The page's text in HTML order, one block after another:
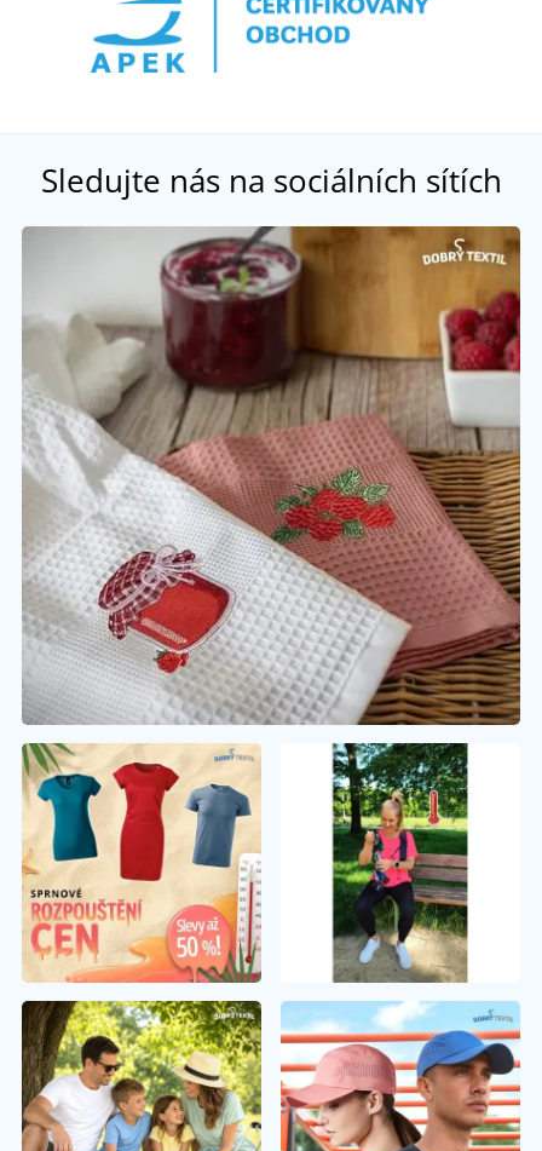
Sledujte nás na sociálních sítích